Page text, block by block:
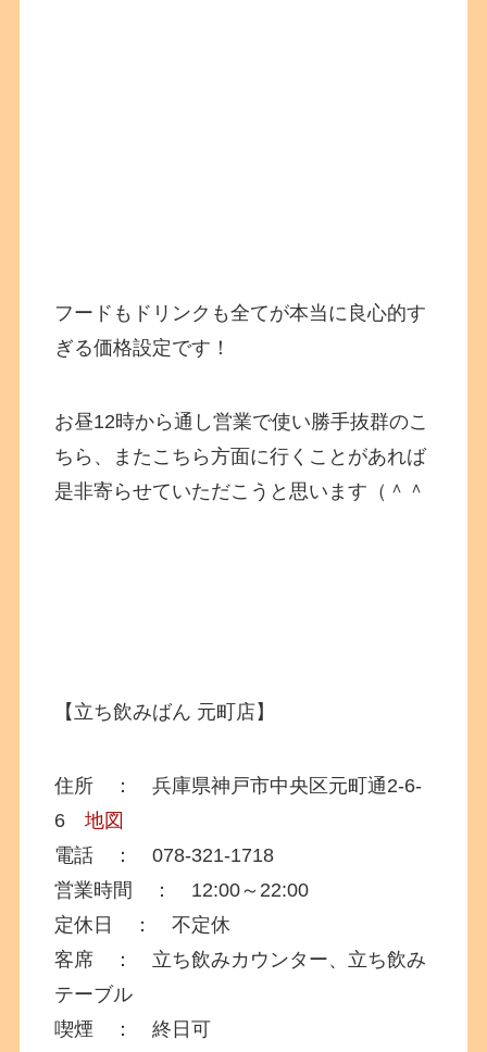
フードもドリンクも全てが本当に良心的す
ぎる価格設定です！
お昼12時から通し営業で使い勝手抜群のこ
ちら、またこちら方面に行くことがあれば
是非寄らせていただこうと思います（＾＾
【立ち飲みばん 元町店】
住所 ： 兵庫県神戸市中央区元町通2-6-
6地図
電話 ： 078-321-1718
営業時間 ： 12:00～22:00
定休日 ： 不定休
客席 ： 立ち飲みカウンター、立ち飲み
テーブル
喫煙 ： 終日可